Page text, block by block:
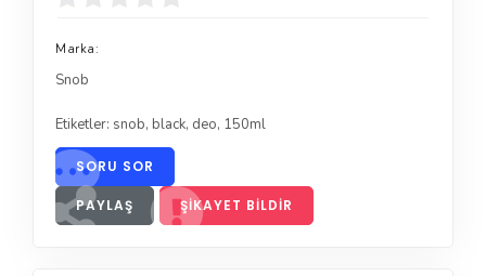
Marka:
Snob
Etiketler: snob, black, deo, 150ml
SORU SOR
PAYLAŞ ŞIKAYET BILDIR